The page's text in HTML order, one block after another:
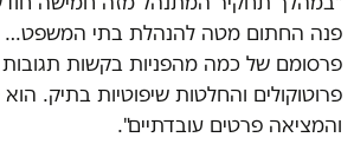
פנה החתום מטה להנהלת בתי
פרסומם של כמה מהפניות בקשות
פרוטוקולים והחלטות שיפוטיות בתיק.
והמציאה פרטים עובדתיים".